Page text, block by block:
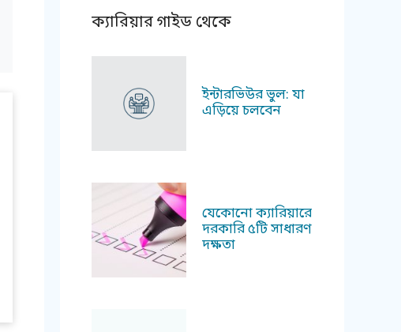
ক্যারিয়ার গাইড থেকে
ইন্টারভিউর ভুল: যা
এড়িয়ে চলবেন
যেকোনো ক্যারিয়ারে
দরকারি ৫টি সাধারণ
দক্ষতা